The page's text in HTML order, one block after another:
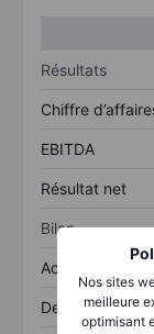
Nos sites
meilleure
optimisant
Résultats
Chiffre
EBITDA
Résultat net
Bilan
Actif total
Dette totale